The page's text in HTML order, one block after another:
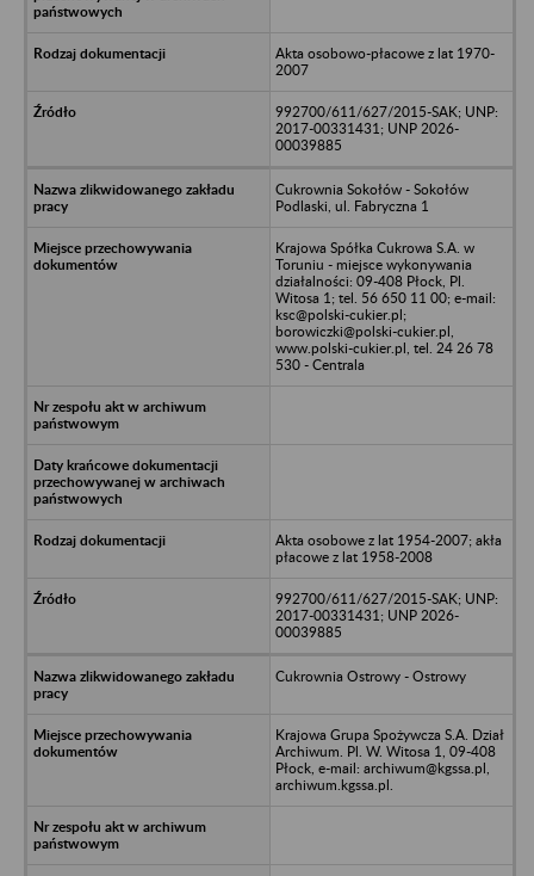
Akta osobowo-płacowe z lat 1970-
2007
992700/611/627/2015-SAK; UNP:
2017-00331431; UNP 2026-
00039885
Cukrownia Sokołów - Sokołów
Podlaski, ul. Fabryczna 1
Krajowa Spółka Cukrowa S.A. w
Toruniu - miejsce wykonywania
działalności: 09-408 Płock, Pl.
Witosa 1; tel. 56 650 11 00; e-mail:
ksc@polski-cukier.pl;
borowiczki@polski-cukier.pl,
www.polski-cukier.pl, tel. 24 26 78
530 - Centrala
Akta osobowe z lat 1954-2007; akła
płacowe z lat 1958-2008
992700/611/627/2015-SAK; UNP:
2017-00331431; UNP 2026-
00039885
Cukrownia Ostrowy - Ostrowy
Krajowa Grupa Spożywcza S.A. Dział
Archiwum. Pl. W. Witosa 1, 09-408
Płock, e-mail: archiwum@kgssa.pl,
archiwum.kgssa.pl.